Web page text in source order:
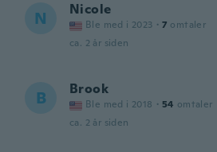
N Nicole
Ble med i 2023 · 7 omtaler
ca. 2 år siden
B Brook
Ble med i 2018 · 54 omtaler
ca. 2 år siden